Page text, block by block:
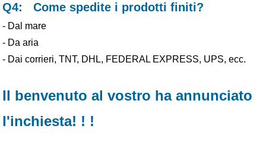
Q4: Come spedite i prodotti finiti?
- Dal mare
- Da aria
- Dai corrieri, TNT, DHL, FEDERAL EXPRESS, UPS, ecc.
Il benvenuto al vostro ha annunciato
l'inchiesta! ! !